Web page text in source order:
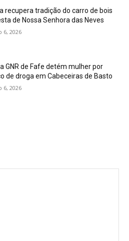
recupera tradição do carro de bois
de Nossa Senhora das Neves
6, 2026
GNR de Fafe detém mulher por
de droga em Cabeceiras de Basto
6, 2026